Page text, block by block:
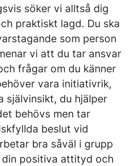
söker vi alltså dig
praktiskt lagd. Du ska
som person
vi att du tar ansvar
frågar om du känner
vara initiativrik,
självinsikt, du hjälper
behövs men tar
beslut vid
bra såväl i grupp
din positiva attityd och